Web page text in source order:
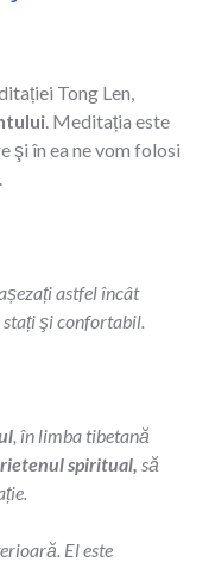
Tong Len,
. Meditația este
şi în ea ne vom folosi
astfel încât
stați şi confortabil.
, în limba tibetană
spiritual, să
El este